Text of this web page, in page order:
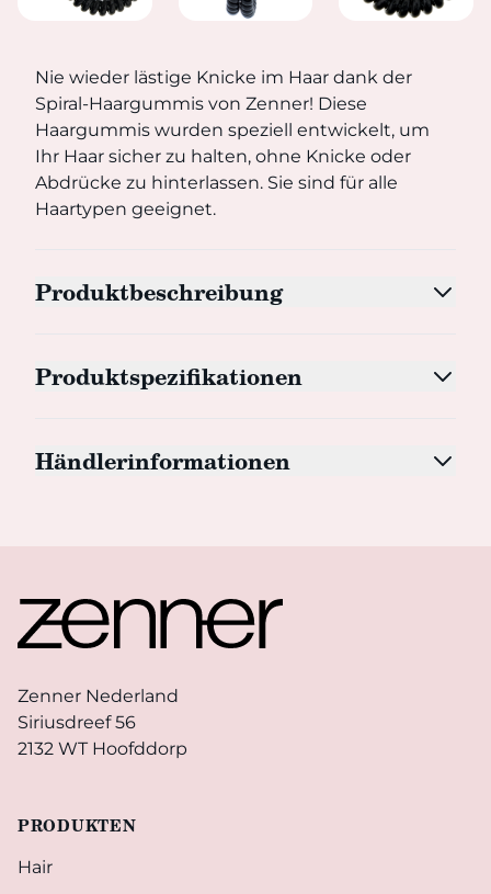
Nie wieder lästige Knicke im Haar dank der Spiral-
Nie wieder lästige Knicke im Haar dank der
Spiral-Haargummis von Zenner! Diese
Haargummis wurden speziell entwickelt, um
Ihr Haar sicher zu halten, ohne Knicke oder
Abdrücke zu hinterlassen. Sie sind für alle
Haartypen geeignet.
Produktbeschreibung
Produktspezifikationen
Händlerinformationen
Zenner Nederland
Siriusdreef 56
2132 WT Hoofddorp
PRODUKTEN
Hair